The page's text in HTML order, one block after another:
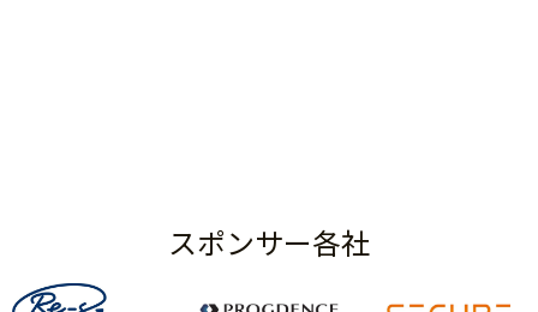
スポンサー各社